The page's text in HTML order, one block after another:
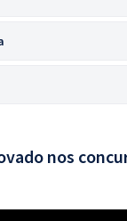
nos